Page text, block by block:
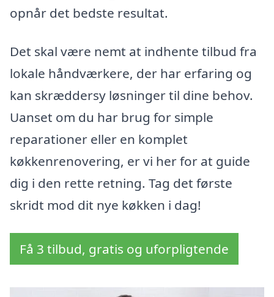
opnår det bedste resultat.
Det skal være nemt at indhente tilbud fra
lokale håndværkere, der har erfaring og
kan skræddersy løsninger til dine behov.
Uanset om du har brug for simple
reparationer eller en komplet
køkkenrenovering, er vi her for at guide
dig i den rette retning. Tag det første
skridt mod dit nye køkken i dag!
Få 3 tilbud, gratis og uforpligtende